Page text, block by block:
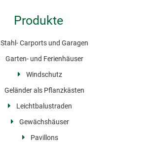
Produkte
Stahl- Carports und Garagen
Garten- und Ferienhäuser
Windschutz
Geländer als Pflanzkästen
Leichtbalustraden
Gewächshäuser
Pavillons